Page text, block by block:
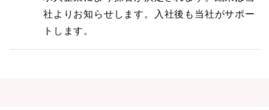
社よりお知らせします。入社後も当社がサポー
トします。